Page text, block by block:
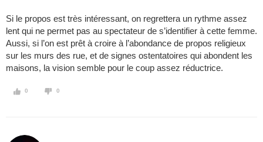
Si le propos est très intéressant, on regrettera un rythme assez
lent qui ne permet pas au spectateur de s’identifier à cette femme.
Aussi, si l’on est prêt à croire à l’abondance de propos religieux
sur les murs des rue, et de signes ostentatoires qui abondent les
maisons, la vision semble pour le coup assez réductrice.
0 0